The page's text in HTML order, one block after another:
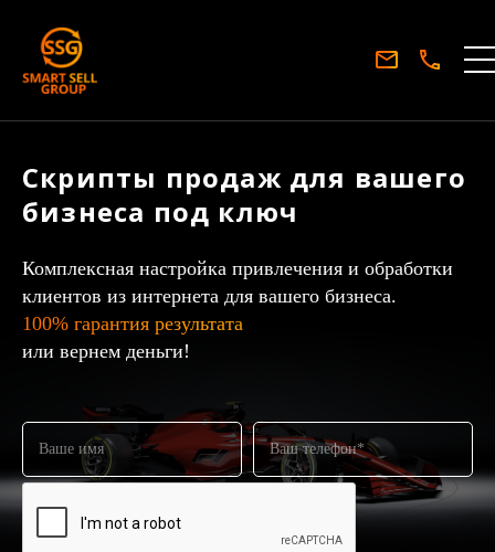
Скрипты продаж для вашего
бизнеса под ключ
Комплексная настройка привлечения и обработки
клиентов из интернета для вашего бизнеса.
100% гарантия результата
или вернем деньги!